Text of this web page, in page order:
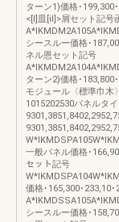
ターン1)価格･199,300
<[I]皿[il]>屑セット記号
シースルー価格･
ネル恩セット記号
ターン2)価格･183,800
モジュール〈標準巾
1015202530パネルタ
一般パネル価格･
セット記号
価格･165,300･233,10
シースルー価格･